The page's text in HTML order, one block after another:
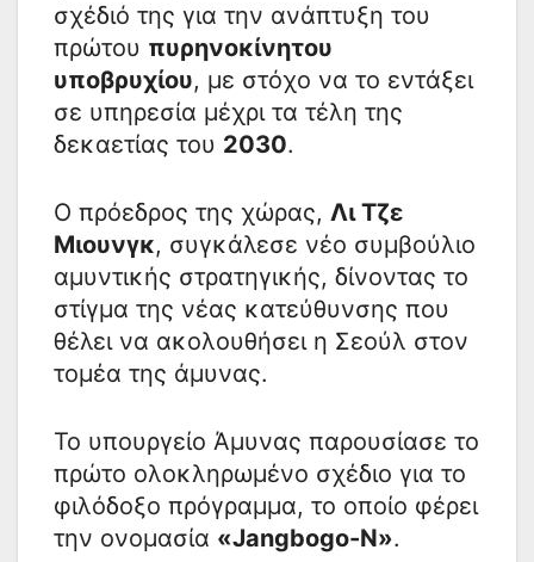
σχέδιό της για την ανάπτυξη του
πρώτου πυρηνοκίνητου
υποβρυχίου, με στόχο να το εντάξει
σε υπηρεσία μέχρι τα τέλη της
δεκαετίας του 2030.
Ο πρόεδρος της χώρας, Λι Τζε
Μιουνγκ, συγκάλεσε νέο συμβούλιο
αμυντικής στρατηγικής, δίνοντας το
στίγμα της νέας κατεύθυνσης που
θέλει να ακολουθήσει η Σεούλ στον
τομέα της άμυνας.
Το υπουργείο Άμυνας παρουσίασε το
πρώτο ολοκληρωμένο σχέδιο για το
φιλόδοξο πρόγραμμα, το οποίο φέρει
την ονομασία «Jangbogo-N».